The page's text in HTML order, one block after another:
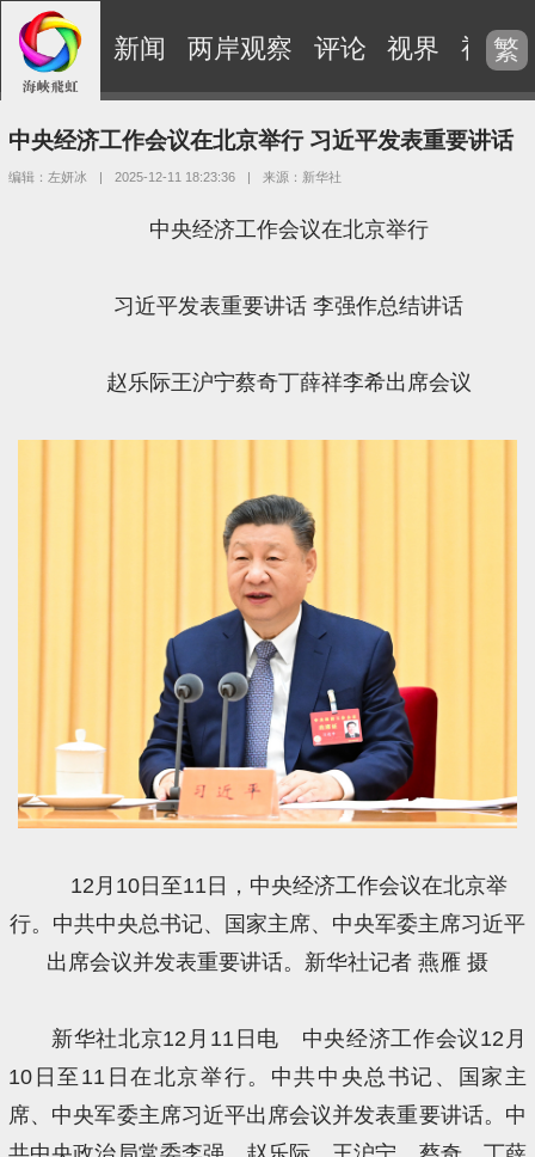
新闻 两岸观察 评论 视界 视频
繁
中央经济工作会议在北京举行 习近平发表重要讲话
编辑：左妍冰 | 2025-12-11 18:23:36 | 来源：新华社
中央经济工作会议在北京举行
习近平发表重要讲话 李强作总结讲话
赵乐际王沪宁蔡奇丁薛祥李希出席会议
12月10日至11日，中央经济工作会议在北京举
行。中共中央总书记、国家主席、中央军委主席习近平
出席会议并发表重要讲话。新华社记者 燕雁 摄
新华社北京12月11日电 中央经济工作会议12月
10日至11日在北京举行。中共中央总书记、国家主
席、中央军委主席习近平出席会议并发表重要讲话。中